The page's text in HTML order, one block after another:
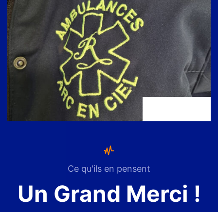
Ce qu'ils en pensent
Un Grand Merci !